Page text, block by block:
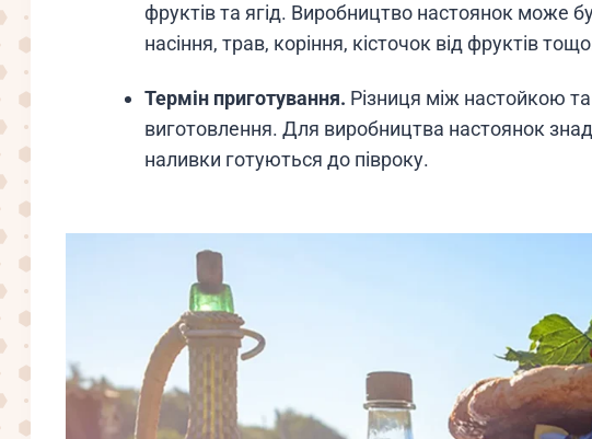
фруктів та ягід. Виробництво настоянок може
насіння, трав, коріння, кісточок від фруктів
Термін приготування. Різниця між настойкою
виготовлення. Для виробництва настоянок
наливки готуються до півроку.